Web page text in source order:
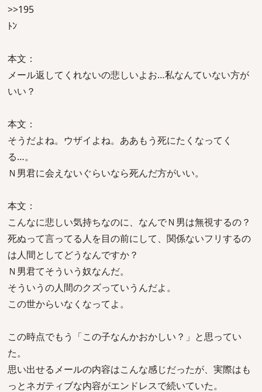
>>195
ﾄﾝ
本文：
メール返してくれないの悲しいよお…私なんていない方が
いい？
本文：
そうだよね。ウザイよね。ああもう死にたくなってく
る…。
Ｎ男君に会えないぐらいなら死んだ方がいい。
本文：
こんなに悲しい気持ちなのに、なんでＮ男は無視するの？
死ぬって言ってる人を目の前にして、関係ないフリするの
は人間としてどうなんですか？
Ｎ男君てそういう奴なんだ。
そういうの人間のクズっていうんだよ。
この世からいなくなってよ。
この時点でもう「この子なんかおかしい？」と思ってい
た。
思い出せるメールの内容はこんな感じだったが、実際はも
っとネガティブな内容がエンドレスで続いていた。